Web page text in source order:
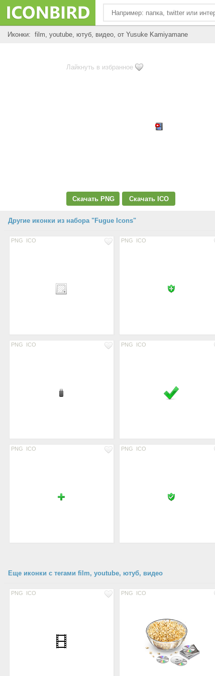
Иконки: film, youtube, ютуб, видео, от Yusuke Kamiyamane
Лайкнуть в избранное
Скачать PNG Скачать ICO
Другие иконки из набора "Fugue Icons"
PNG ICO PNG ICO
PNG ICO PNG ICO
PNG ICO PNG ICO
Еще иконки с тегами film, youtube, ютуб, видео
PNG ICO PNG ICO